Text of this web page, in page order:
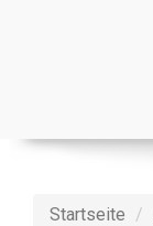
Startseite